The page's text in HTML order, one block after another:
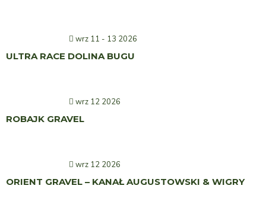
wrz 11 - 13 2026
ULTRA RACE DOLINA BUGU
wrz 12 2026
ROBAJK GRAVEL
wrz 12 2026
ORIENT GRAVEL – KANAŁ AUGUSTOWSKI & WIGRY